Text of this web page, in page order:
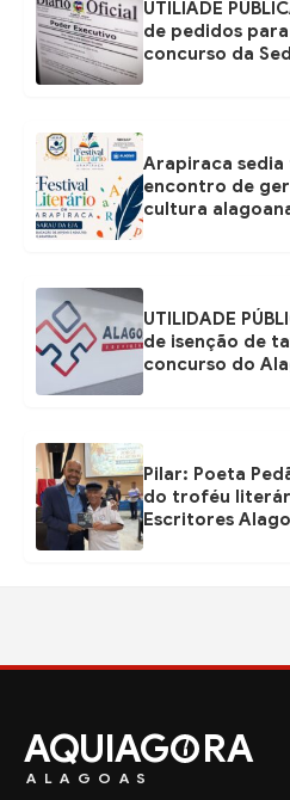
UTILIADE
de pedidos
concurso da
Arapiraca
encontro de
cultura
UTILIDADE
de isenção de
concurso do
Pilar: Poeta
do troféu
Escritores
AQUIAG RA
ALAGOAS